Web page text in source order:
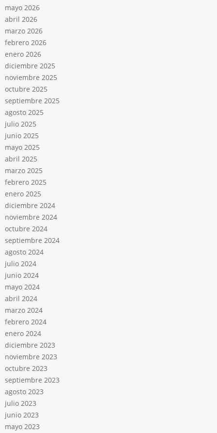
mayo 2026
abril 2026
marzo 2026
febrero 2026
enero 2026
diciembre 2025
noviembre 2025
octubre 2025
septiembre 2025
agosto 2025
julio 2025
junio 2025
mayo 2025
abril 2025
marzo 2025
febrero 2025
enero 2025
diciembre 2024
noviembre 2024
octubre 2024
septiembre 2024
agosto 2024
julio 2024
junio 2024
mayo 2024
abril 2024
marzo 2024
febrero 2024
enero 2024
diciembre 2023
noviembre 2023
octubre 2023
septiembre 2023
agosto 2023
julio 2023
junio 2023
mayo 2023